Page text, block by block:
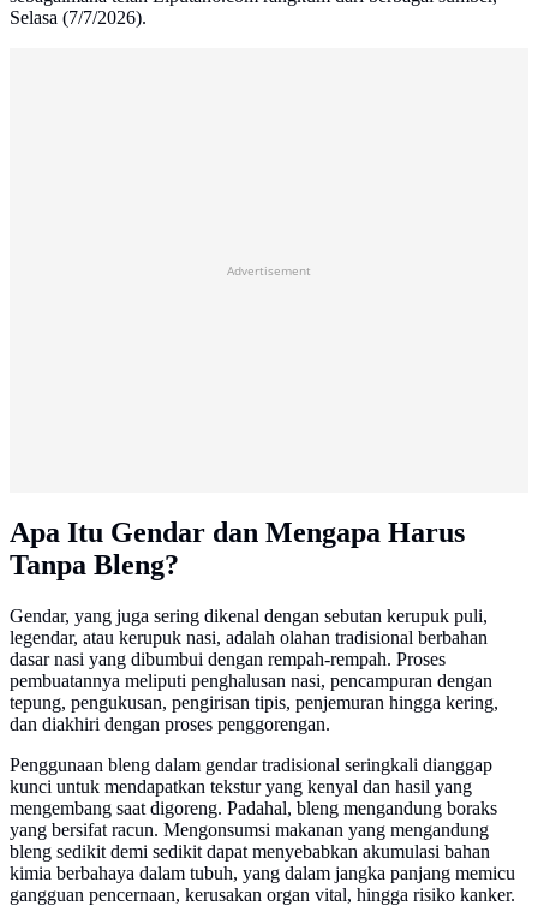
Selasa (7/7/2026).
Advertisement
Apa Itu Gendar dan Mengapa Harus
Tanpa Bleng?
Gendar, yang juga sering dikenal dengan sebutan kerupuk puli,
legendar, atau kerupuk nasi, adalah olahan tradisional berbahan
dasar nasi yang dibumbui dengan rempah-rempah. Proses
pembuatannya meliputi penghalusan nasi, pencampuran dengan
tepung, pengukusan, pengirisan tipis, penjemuran hingga kering,
dan diakhiri dengan proses penggorengan.
Penggunaan bleng dalam gendar tradisional seringkali dianggap
kunci untuk mendapatkan tekstur yang kenyal dan hasil yang
mengembang saat digoreng. Padahal, bleng mengandung boraks
yang bersifat racun. Mengonsumsi makanan yang mengandung
bleng sedikit demi sedikit dapat menyebabkan akumulasi bahan
kimia berbahaya dalam tubuh, yang dalam jangka panjang memicu
gangguan pencernaan, kerusakan organ vital, hingga risiko kanker.